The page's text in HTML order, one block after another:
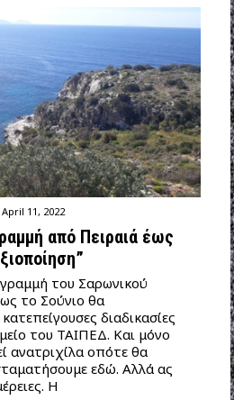
April 11, 2022
από Πειραιά έως
του Σαρωνικού
το Σούνιο θα
διαδικασίες
του ΤΑΙΠΕΔ. Και μόνο
ανατριχίλα οπότε θα
εδώ. Αλλά ας
Η